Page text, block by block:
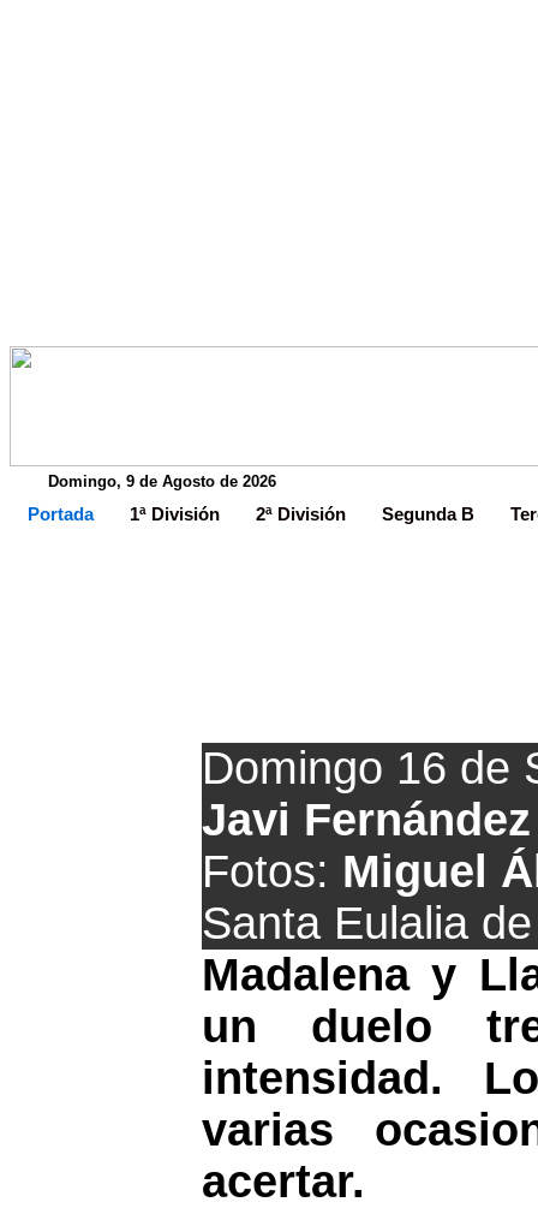
Domingo, 9 de Agosto de 2026
Portada 1ª División 2ª División Segunda B
Domingo 16 de
Javi Fernández
Fotos: Miguel
Santa Eulalia
Madalena y
un duelo
intensidad.
varias
acertar.